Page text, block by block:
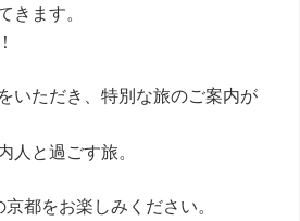
きます。
いただき、特別な旅のご案内が
人と過ごす旅。
都をお楽しみください。